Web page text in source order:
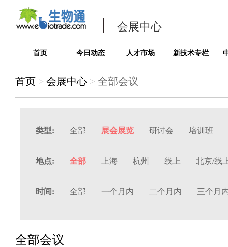
会展中心
首页 今日动态 人才市场 新技术专栏
首页 > 会展中心 > 全部会议
类型: 全部 展会展览 研讨会 培训班
地点: 全部 上海 杭州 线上 北京/线
时间: 全部 一个月内 二个月内 三个月
全部会议